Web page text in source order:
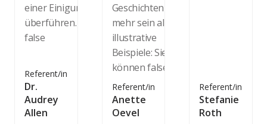
einer Einigung
überführen. Durch
false
Referent/in
Dr.
Audrey
Allen
Geschichten weit
mehr sein als
illustrative
Beispiele: Sie
können false
Referent/in
Anette
Oevel
Referent/in
Stefanie
Roth